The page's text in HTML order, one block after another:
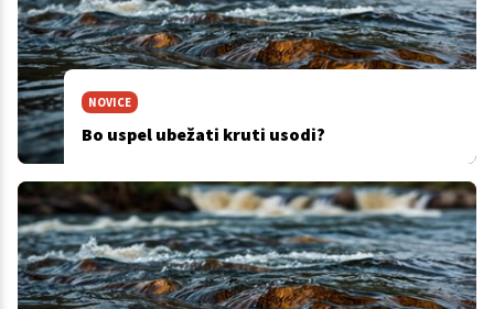
NOVICE
Bo uspel ubežati kruti usodi?